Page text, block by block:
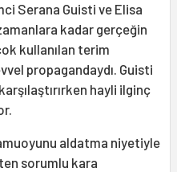
Serana Guisti ve Elisa
kadar gerçeğin
kullanılan terim
propagandaydı. Guisti
hayli ilginç
aldatma niyetiyle
sorumlu kara